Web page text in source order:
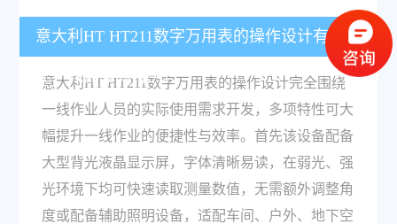
意大利HT HT211数字万用表的操作设计有哪些适
配一线作业的特点？
意大利HT HT211数字万用表的操作设计完全围绕
一线作业人员的实际使用需求开发，多项特性可大
幅提升一线作业的便捷性与效率。首先该设备配备
大型背光液晶显示屏，字体清晰易读，在弱光、强
光环境下均可快速读取测量数值，无需额外调整角
度或配备辅助照明设备，适配车间、户外、地下空